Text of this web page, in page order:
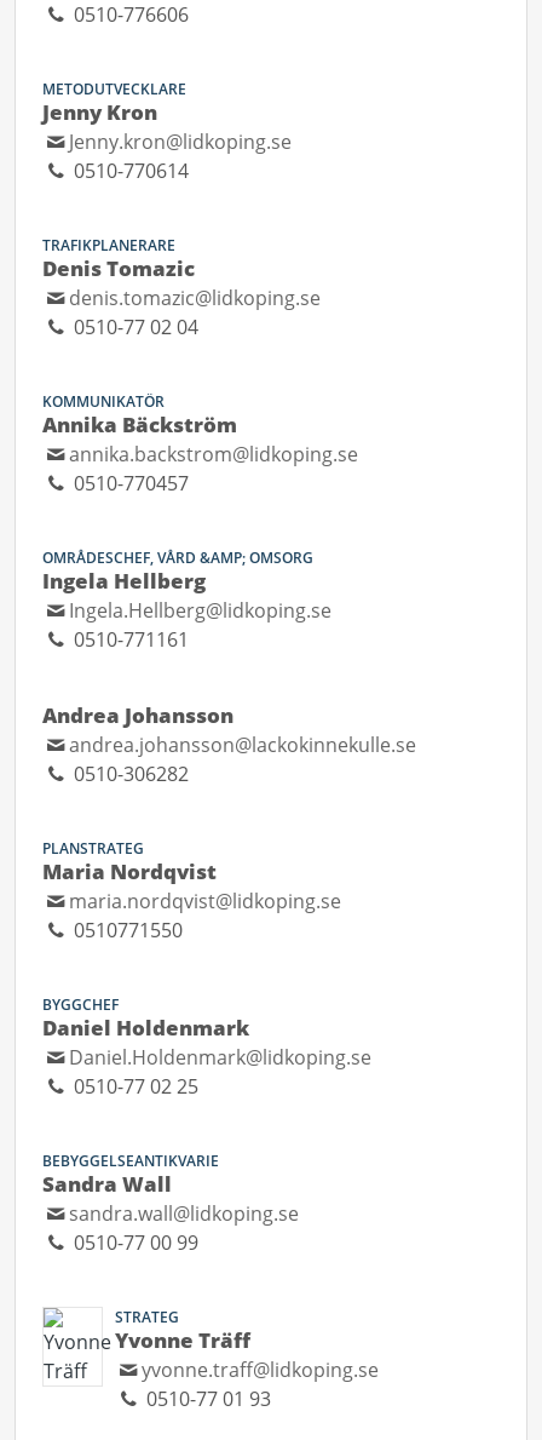
0510-776606
METODUTVECKLARE
Jenny Kron
Jenny.kron@lidkoping.se
0510-770614
TRAFIKPLANERARE
Denis Tomazic
denis.tomazic@lidkoping.se
0510-77 02 04
KOMMUNIKATÖR
Annika Bäckström
annika.backstrom@lidkoping.se
0510-770457
OMRÅDESCHEF, VÅRD &AMP; OMSORG
Ingela Hellberg
Ingela.Hellberg@lidkoping.se
0510-771161
Andrea Johansson
andrea.johansson@lackokinnekulle.se
0510-306282
PLANSTRATEG
Maria Nordqvist
maria.nordqvist@lidkoping.se
0510771550
BYGGCHEF
Daniel Holdenmark
Daniel.Holdenmark@lidkoping.se
0510-77 02 25
BEBYGGELSEANTIKVARIE
Sandra Wall
sandra.wall@lidkoping.se
0510-77 00 99
STRATEG
Yvonne Träff
yvonne.traff@lidkoping.se
0510-77 01 93